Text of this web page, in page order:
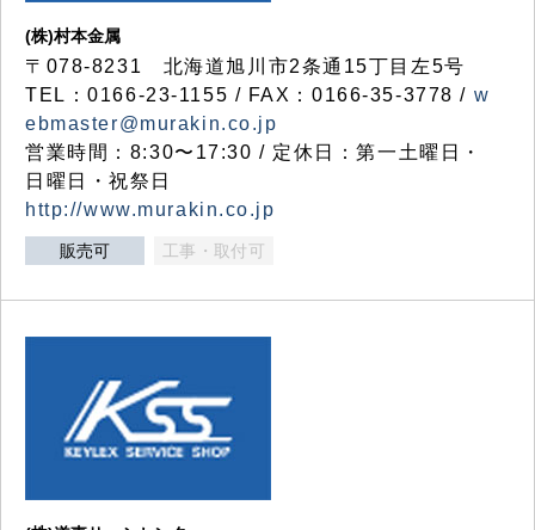
(株)村本金属
〒078-8231 北海道旭川市2条通15丁目左5号
TEL：0166-23-1155 / FAX：0166-35-3778 / w
ebmaster@murakin.co.jp
営業時間：8:30〜17:30 / 定休日：第一土曜日・
日曜日・祝祭日
http://www.murakin.co.jp
販売可 工事・取付可